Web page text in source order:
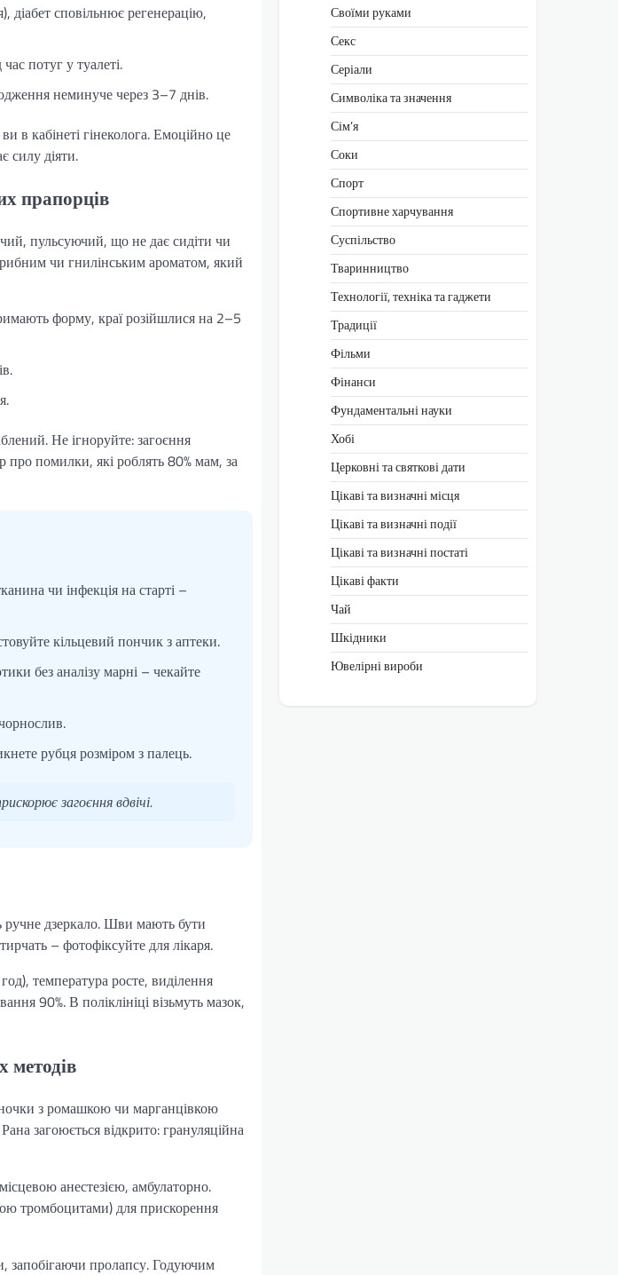
сповільнює регенерацію,
потуг у туалеті.
неминуче через 3–7 днів.
в кабінеті гінеколога. Емоційно це
силу діяти.
прапорців
пульсуючий, що не дає сидіти чи
чи гнилінським ароматом, який
форму, краї розійшлися на 2–5
Не ігноруйте: загоєння
про помилки, які роблять 80% мам, за
чи інфекція на старті –
кільцевий пончик з аптеки.
без аналізу марні – чекайте
рубця розміром з палець.
загоєння вдвічі.
дзеркало. Шви мають бути
– фотофіксуйте для лікаря.
температура росте, виділення
90%. В поліклініці візьмуть мазок,
методів
з ромашкою чи марганцівкою
загоюється відкрито: грануляційна
анестезією, амбулаторно.
тромбоцитами) для прискорення
запобігаючи пролапсу. Годуючим
Своїми руками
Секс
Серіали
Символіка та значення
Сім’я
Соки
Спорт
Спортивне харчування
Суспільство
Тваринництво
Технології, техніка та гаджети
Традиції
Фільми
Фінанси
Фундаментальні науки
Хобі
Церковні та святкові дати
Цікаві та визначні місця
Цікаві та визначні події
Цікаві та визначні постаті
Цікаві факти
Чай
Шкідники
Ювелірні вироби